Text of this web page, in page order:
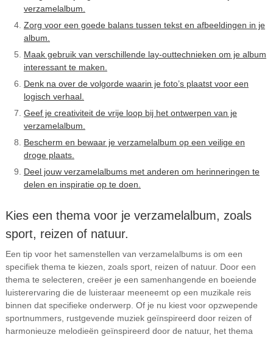
verzamelalbum.
Zorg voor een goede balans tussen tekst en afbeeldingen in je
album.
Maak gebruik van verschillende lay-outtechnieken om je album
interessant te maken.
Denk na over de volgorde waarin je foto’s plaatst voor een
logisch verhaal.
Geef je creativiteit de vrije loop bij het ontwerpen van je
verzamelalbum.
Bescherm en bewaar je verzamelalbum op een veilige en
droge plaats.
Deel jouw verzamelalbums met anderen om herinneringen te
delen en inspiratie op te doen.
Kies een thema voor je verzamelalbum, zoals
sport, reizen of natuur.
Een tip voor het samenstellen van verzamelalbums is om een
specifiek thema te kiezen, zoals sport, reizen of natuur. Door een
thema te selecteren, creëer je een samenhangende en boeiende
luisterervaring die de luisteraar meeneemt op een muzikale reis
binnen dat specifieke onderwerp. Of je nu kiest voor opzwepende
sportnummers, rustgevende muziek geïnspireerd door reizen of
harmonieuze melodieën geïnspireerd door de natuur, het thema